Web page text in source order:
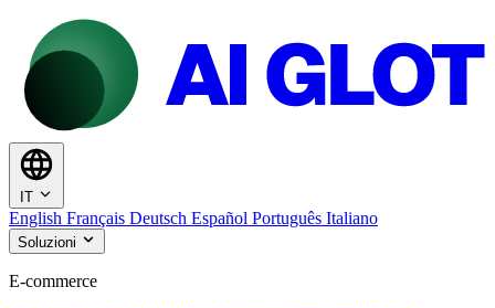
IT
English Français Deutsch Español Português Italiano
Soluzioni
E-commerce